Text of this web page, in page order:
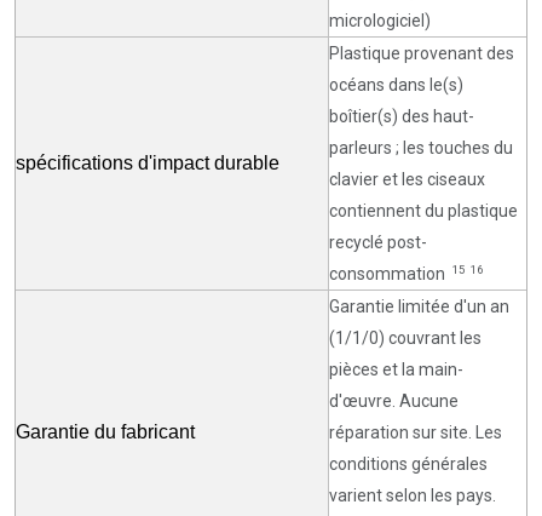
micrologiciel)
spécifications d'impact durable
Plastique provenant des
océans dans le(s)
boîtier(s) des haut-
parleurs ; les touches du
clavier et les ciseaux
contiennentdu plastique
recyclé post-
consommation
15 16
Garantie du fabricant
Garantie limitée d'un an
(1/1/0) couvrant les
pièces et la main-
d'œuvre. Aucune
réparation sur site. Les
conditions générales
varient selon les pays.